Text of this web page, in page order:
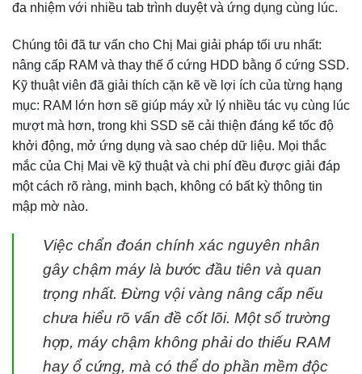
đa nhiệm với nhiều tab trình duyệt và ứng dụng cùng lúc.
Chúng tôi đã tư vấn cho Chị Mai giải pháp tối ưu nhất:
nâng cấp RAM và thay thế ổ cứng HDD bằng ổ cứng SSD.
Kỹ thuật viên đã giải thích cặn kẽ về lợi ích của từng hạng
mục: RAM lớn hơn sẽ giúp máy xử lý nhiều tác vụ cùng lúc
mượt mà hơn, trong khi SSD sẽ cải thiện đáng kể tốc độ
khởi động, mở ứng dụng và sao chép dữ liệu. Mọi thắc
mắc của Chị Mai về kỹ thuật và chi phí đều được giải đáp
một cách rõ ràng, minh bạch, không có bất kỳ thông tin
mập mờ nào.
Việc chẩn đoán chính xác nguyên nhân
gây chậm máy là bước đầu tiên và quan
trọng nhất. Đừng vội vàng nâng cấp nếu
chưa hiểu rõ vấn đề cốt lõi. Một số trường
hợp, máy chậm không phải do thiếu RAM
hay ổ cứng, mà có thể do phần mềm độc